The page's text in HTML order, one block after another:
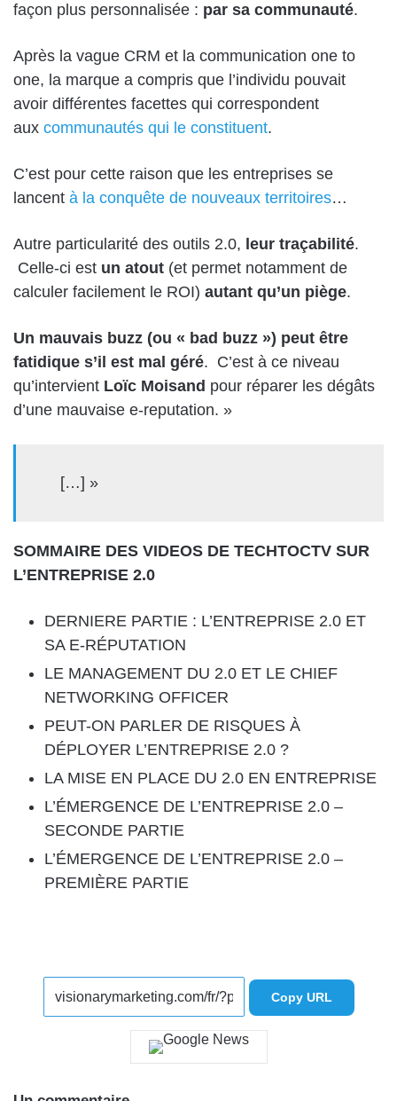
façon plus personnalisée : par sa communauté.
Après la vague CRM et la communication one to
one, la marque a compris que l’individu pouvait
avoir différentes facettes qui correspondent
aux communautés qui le constituent.
C’est pour cette raison que les entreprises se
lancent à la conquête de nouveaux territoires…
Autre particularité des outils 2.0, leur traçabilité.
Celle-ci est un atout (et permet notamment de
calculer facilement le ROI) autant qu’un piège.
Un mauvais buzz (ou « bad buzz ») peut être
fatidique s’il est mal géré. C’est à ce niveau
qu’intervient Loïc Moisand pour réparer les dégâts
d’une mauvaise e-reputation. »
[…] »
SOMMAIRE DES VIDEOS DE TECHTOCTV SUR
L’ENTREPRISE 2.0
DERNIERE PARTIE : L’ENTREPRISE 2.0 ET
SA E-RÉPUTATION
LE MANAGEMENT DU 2.0 ET LE CHIEF
NETWORKING OFFICER
PEUT-ON PARLER DE RISQUES À
DÉPLOYER L’ENTREPRISE 2.0 ?
LA MISE EN PLACE DU 2.0 EN ENTREPRISE
L’ÉMERGENCE DE L’ENTREPRISE 2.0 –
SECONDE PARTIE
L’ÉMERGENCE DE L’ENTREPRISE 2.0 –
PREMIÈRE PARTIE
Copy URL